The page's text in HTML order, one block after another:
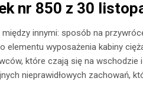
nr 850 z 30
innymi: sposób na
elementu wyposażenia kabiny
które czają się na wschodzie
nieprawidłowych zachowań,